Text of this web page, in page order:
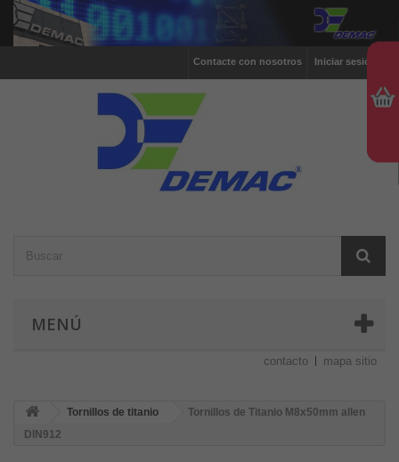
Iniciar sesión
Contacte con nosotros
MENÚ
contacto mapa sitio
Tornillos de titanio
Tornillos de Titanio M8x50mm allen
DIN912